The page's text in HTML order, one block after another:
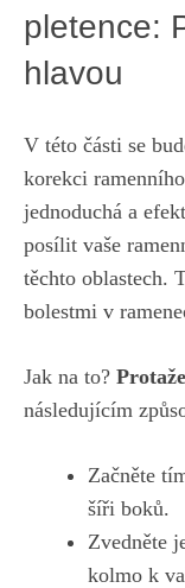
pletence:
hlavou
V této⁣ části se
korekci⁢
jednoduchá⁤ a
posílit vaše
těchto oblastech.
bolestmi v
Jak na to?
následujícím
Začněte
šíři boků.
Zvedněte
kolmo k